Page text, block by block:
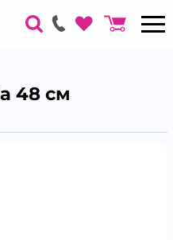
48 см